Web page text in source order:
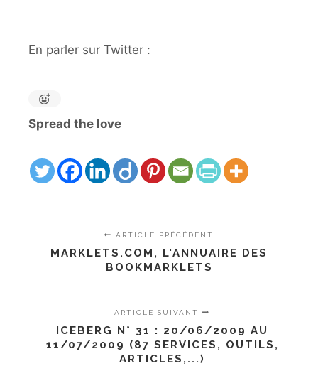
En parler sur Twitter :
Spread the love
ARTICLE PRÉCÉDENT
MARKLETS.COM, L'ANNUAIRE DES
BOOKMARKLETS
ARTICLE SUIVANT
ICEBERG N° 31 : 20/06/2009 AU
11/07/2009 (87 SERVICES, OUTILS,
ARTICLES,...)